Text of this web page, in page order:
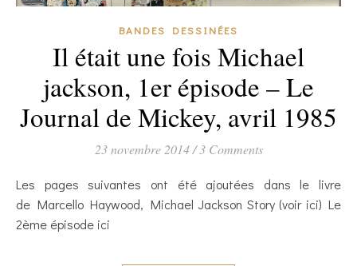
BANDES DESSINÉES
Il était une fois Michael
jackson, 1er épisode – Le
Journal de Mickey, avril 1985
23 novembre 2014 / 3 Comments
Les pages suivantes ont été ajoutées dans le livre
de Marcello Haywood, Michael Jackson Story (voir ici) Le
2ème épisode ici